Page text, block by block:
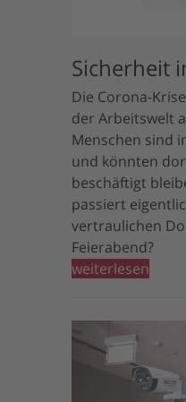
Sicherheit
Die Corona-
der Arbeitswelt
Menschen sind
und könnten
beschäftigt
passiert
vertraulichen
Feierabend?
weiterlesen